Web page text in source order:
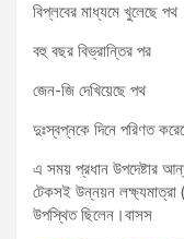
বিপ্লবের মাধ্যমে খুলেছে পথ
বহু বছর বিভ্রান্তির পর
জেন-জি দেখিয়েছে পথ
দুঃস্বপ্নকে দিনে পরিণত
এ সময় প্রধান উপদেষ্টার
টেকসই উন্নয়ন লক্ষ্যমাত্রা
উপস্থিত ছিলেন।বাসস